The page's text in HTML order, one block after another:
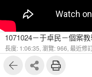
1071024－于卓民－個案
長度: 1:06:35, 瀏覽: 966, 最近修